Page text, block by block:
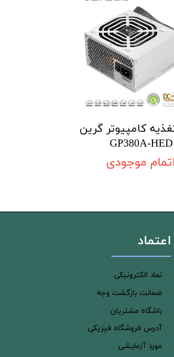
کامپیوتر گرین
GP380A-HED
اتمام موجودی
اعتماد
نماد الکترونیکی
ضمانت بازگشت وجه
باشگاه مشتریان
آدرس فروشگاه فیزیکی
مورد آزمایشی